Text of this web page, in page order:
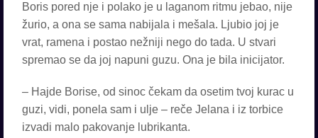
Boris pored nje i polako je u laganom ritmu jebao, nije
žurio, a ona se sama nabijala i mešala. Ljubio joj je
vrat, ramena i postao nežniji nego do tada. U stvari
spremao se da joj napuni guzu. Ona je bila inicijator.
– Hajde Borise, od sinoc čekam da osetim tvoj kurac u
guzi, vidi, ponela sam i ulje – reče Jelana i iz torbice
izvadi malo pakovanje lubrikanta.